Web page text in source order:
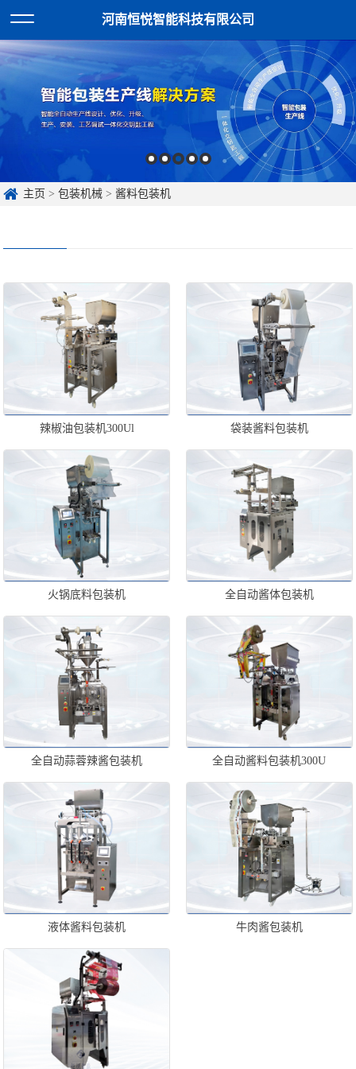
河南恒悦智能科技有限公司
主页 >包装机械 > 酱料包装机
辣椒油包装机300Ul 袋装酱料包装机
火锅底料包装机 全自动酱体包装机
全自动蒜蓉辣酱包装机 全自动酱料包装机300U
液体酱料包装机 牛肉酱包装机